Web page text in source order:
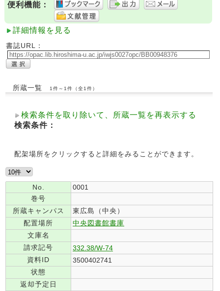
便利機能：
詳細情報を見る
書誌URL：
所蔵一覧 1件～1件（全1件）
検索条件を取り除いて、所蔵一覧を再表示する
検索条件：
配架場所をクリックすると詳細をみることができます。
No.
0001
巻号
所蔵キャンパス
東広島（中央）
配置場所
中央図書館書庫
文庫名
請求記号
332.38/W-74
資料ID
3500402741
状態
返却予定日